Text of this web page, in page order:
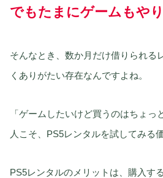
でもたまにゲームもや
そんなとき、数か月だけ借りられる
くありがたい存在なんですよね。
「ゲームしたいけど買うのはちょ
人こそ、PS5レンタルを試してみる
PS5レンタルのメリットは、購入す